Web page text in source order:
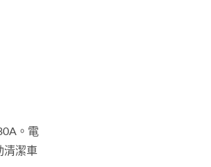
。電
清潔車